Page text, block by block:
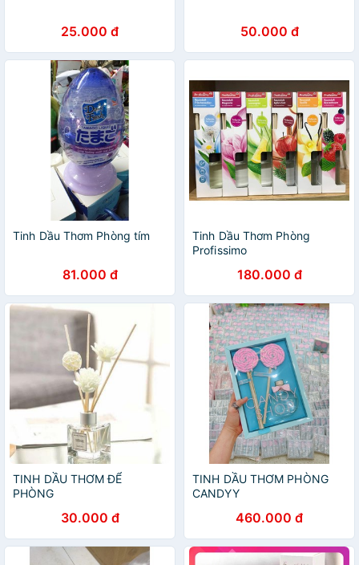
25.000 đ 50.000 đ
Tinh Dầu Thơm Phòng tím
81.000 đ
Tinh Dầu Thơm Phòng
Profissimo
180.000 đ
TINH DẦU THƠM ĐỂ
PHÒNG
30.000 đ
TINH DẦU THƠM PHÒNG
CANDYY
460.000 đ